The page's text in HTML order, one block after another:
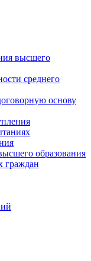
высшего
среднего
основу
образования
граждан